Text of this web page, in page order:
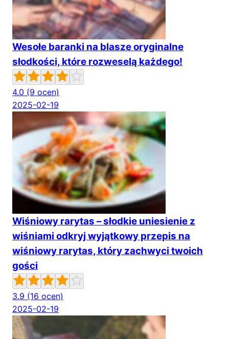
Wesołe baranki na blasze oryginalne
słodkości, które rozweselą każdego!
4.0 (9 ocen)
2025-02-19
Wiśniowy rarytas – słodkie uniesienie z
wiśniami odkryj wyjątkowy przepis na
wiśniowy rarytas, który zachwyci twoich
gości
3.9 (16 ocen)
2025-02-19